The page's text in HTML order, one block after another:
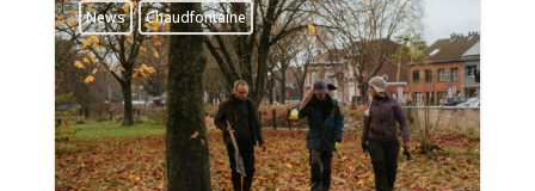
News Chaudfontaine